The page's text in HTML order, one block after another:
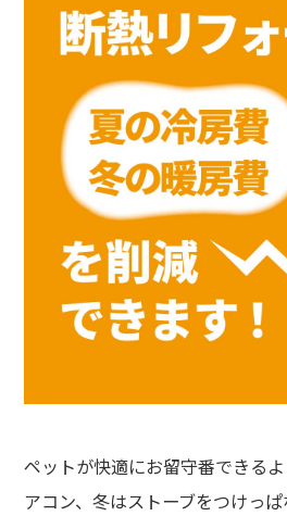
ペットが快適にお留守番できる
アコン、冬はストーブをつけっ